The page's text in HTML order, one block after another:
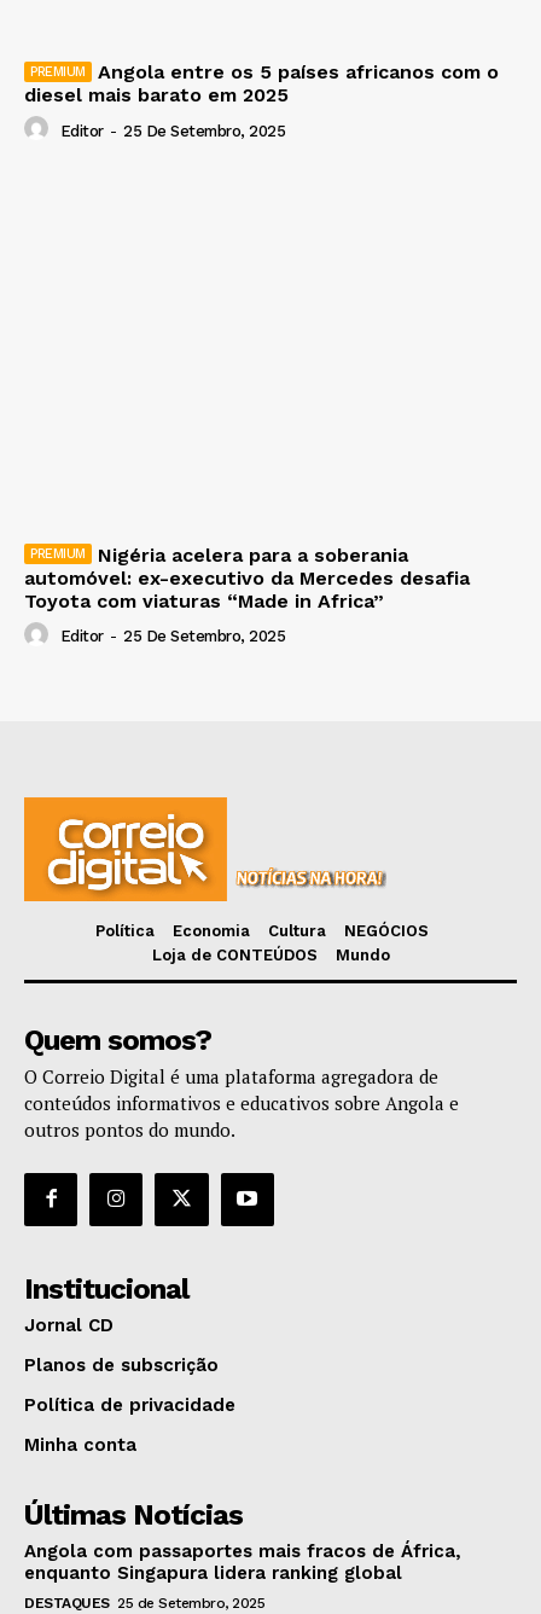
Angola entre os 5 países africanos com o
diesel mais barato em 2025
Editor - 25 De Setembro, 2025
Nigéria acelera para a soberania
automóvel: ex-executivo da Mercedes desafia
Toyota com viaturas “Made in Africa”
Editor - 25 De Setembro, 2025
Política Economia Cultura
NEGÓCIOS
Loja de CONTEÚDOS
Mundo
Quem somos?
O Correio Digital é uma plataforma agregadora de
conteúdos informativos e educativos sobre Angola e
outros pontos do mundo.
Institucional
Jornal CD
Planos de subscrição
Política de privacidade
Minha conta
Últimas Notícias
Angola com passaportes mais fracos de África,
enquanto Singapura lidera ranking global
DESTAQUES 25 de Setembro, 2025